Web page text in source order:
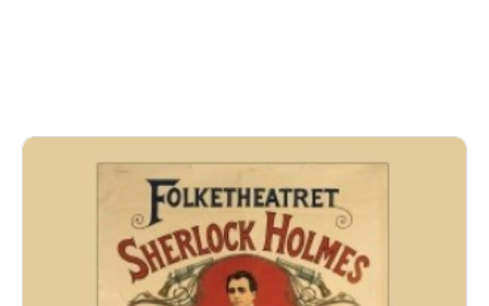
Premieredatoer
1. episode: 16. april 2025
2. episode: 30. april 2025